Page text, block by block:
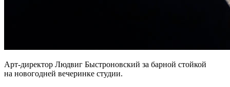
Арт-директор Людвиг Быстроновский за барной стойкой
на новогодней вечеринке студии.